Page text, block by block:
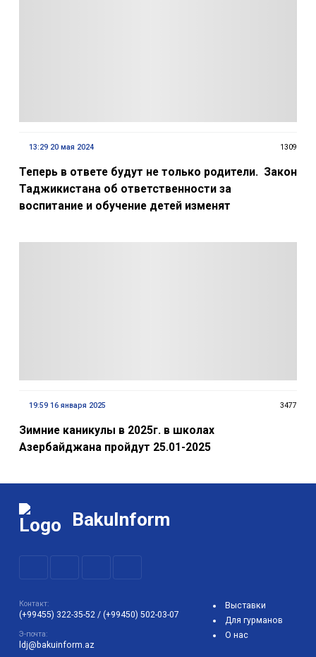
13:29 20 мая 2024 1309
Теперь в ответе будут не только родители. Закон
Таджикистана об ответственности за
воспитание и обучение детей изменят
19:59 16 января 2025 3477
Зимние каникулы в 2025г. в школах
Азербайджана пройдут 25.01-2025
BakuInform
Контакт:
(+99455) 322-35-52/ (+99450) 502-03-07
Э-почта:
ldj@bakuinform.az
Выставки
Для гурманов
О нас